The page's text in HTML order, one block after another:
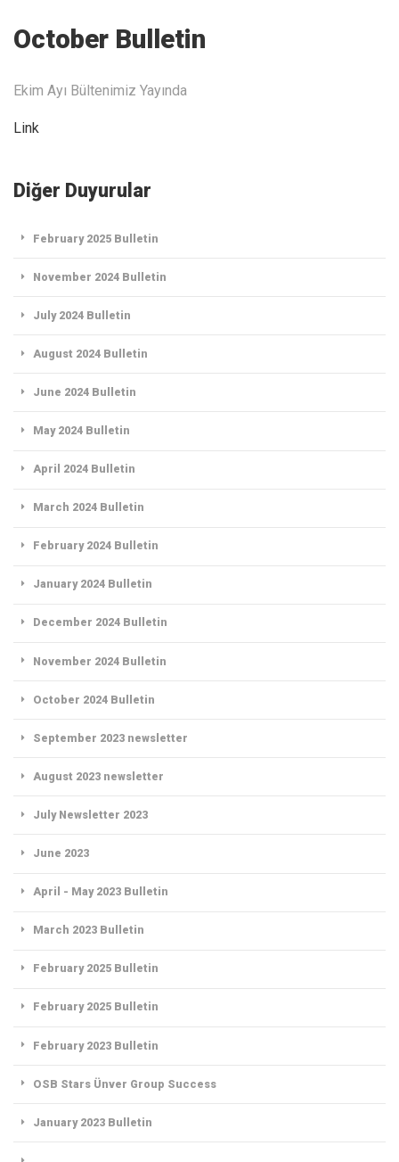
October Bulletin
Ekim Ayı Bültenimiz Yayında
Link
Diğer Duyurular
February 2025 Bulletin
November 2024 Bulletin
July 2024 Bulletin
August 2024 Bulletin
June 2024 Bulletin
May 2024 Bulletin
April 2024 Bulletin
March 2024 Bulletin
February 2024 Bulletin
January 2024 Bulletin
December 2024 Bulletin
November 2024 Bulletin
October 2024 Bulletin
September 2023 newsletter
August 2023 newsletter
July Newsletter 2023
June 2023
April - May 2023 Bulletin
March 2023 Bulletin
February 2025 Bulletin
February 2025 Bulletin
February 2023 Bulletin
OSB Stars Ünver Group Success
January 2023 Bulletin